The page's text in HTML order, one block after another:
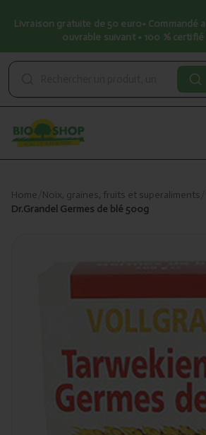
Livraison gratuite de 50 euro• Commandé
ouvrable suivant • 100 %
Home Noix, graines, fruits et superaliments
Dr.Grandel Germes de blé 500g